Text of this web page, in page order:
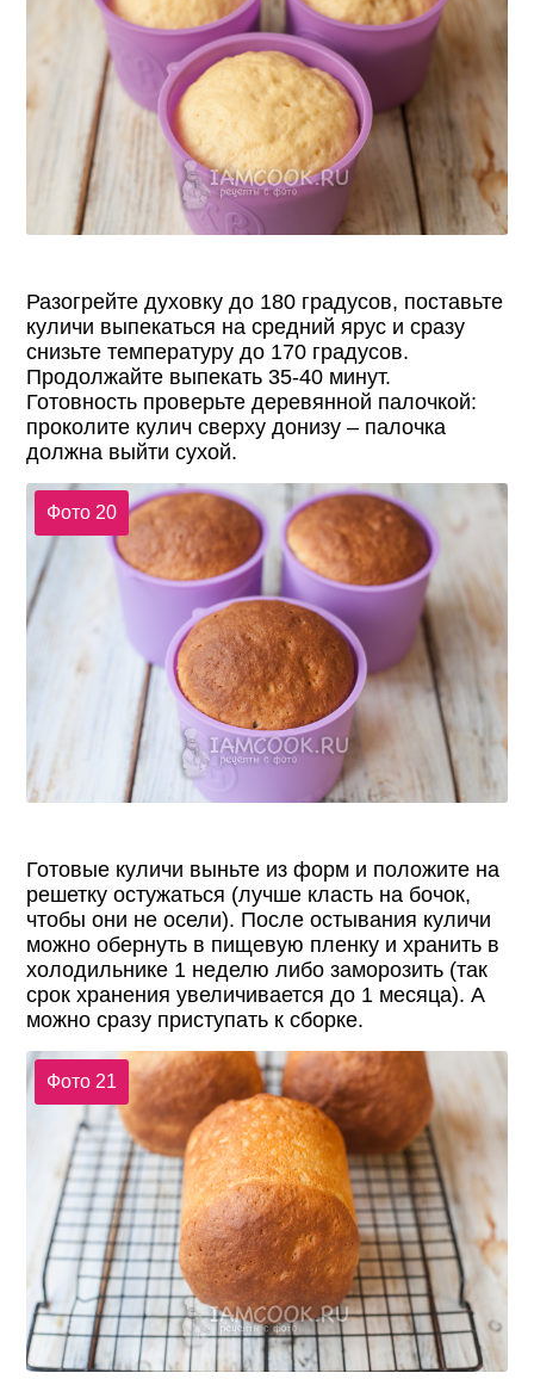
Разогрейте духовку до 180 градусов, поставьте
куличи выпекаться на средний ярус и сразу
снизьте температуру до 170 градусов.
Продолжайте выпекать 35-40 минут.
Готовность проверьте деревянной палочкой:
проколите кулич сверху донизу – палочка
должна выйти сухой.
Фото 20
Готовые куличи выньте из форм и положите на
решетку остужаться (лучше класть на бочок,
чтобы они не осели). После остывания куличи
можно обернуть в пищевую пленку и хранить в
холодильнике 1 неделю либо заморозить (так
срок хранения увеличивается до 1 месяца). А
можно сразу приступать к сборке.
Фото 21